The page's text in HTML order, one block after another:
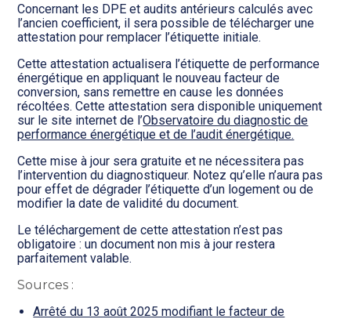
Concernant les DPE et audits antérieurs calculés avec
l’ancien coefficient, il sera possible de télécharger une
attestation pour remplacer l’étiquette initiale.
Cette attestation actualisera l’étiquette de performance
énergétique en appliquant le nouveau facteur de
conversion, sans remettre en cause les données
récoltées. Cette attestation sera disponible uniquement
sur le site internet de l’Observatoire du diagnostic de
performance énergétique et de l’audit énergétique.
Cette mise à jour sera gratuite et ne nécessitera pas
l’intervention du diagnostiqueur. Notez qu’elle n’aura pas
pour effet de dégrader l’étiquette d’un logement ou de
modifier la date de validité du document.
Le téléchargement de cette attestation n’est pas
obligatoire : un document non mis à jour restera
parfaitement valable.
Sources :
Arrêté du 13 août 2025 modifiant le facteur de